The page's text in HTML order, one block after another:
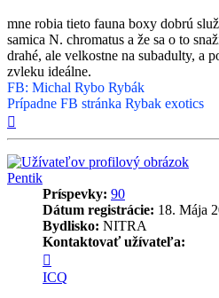
mne robia tieto fauna boxy dobrú
samica N. chromatus a že sa o to
drahé, ale velkostne na subadulty, a
zvleku ideálne.
FB: Michal Rybo Rybák
Prípadne FB stránka Rybak exotics
Pentik
Príspevky: 90
Dátum registrácie: 18. Mája
Bydlisko: NITRA
Kontaktovať užívateľa:
informácie
užívateľa
ICQ